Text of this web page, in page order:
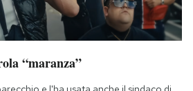
“maranza”